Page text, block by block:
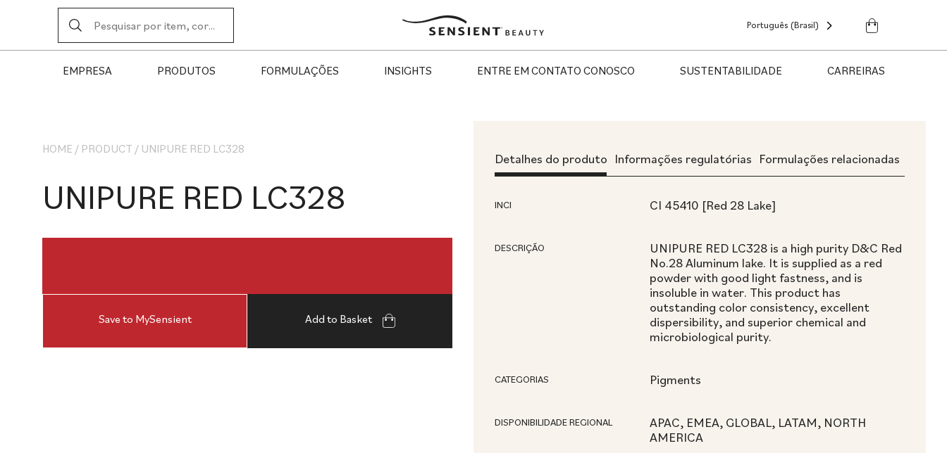
Sensient
Português (Brasil)
EMPRESA PRODUTOS FORMULAÇÕES INSIGHTS ENTRE EM CONTATO CONOSCO SUSTENTABILIDADE CARREIRAS
HOME / PRODUCT / UNIPURE RED LC328
UNIPURE RED LC328
Save to MySensient Add to Basket
Detalhes do produto Informações regulatórias Formulações relacionadas
INCI CI 45410 [Red 28 Lake]
DESCRIÇÃO
UNIPURE RED LC328 is a high purity D&C Red
No.28 Aluminum lake. It is supplied as a red
powder with good light fastness, and is
insoluble in water. This product has
outstanding color consistency, excellent
dispersibility, and superior chemical and
microbiological purity.
CATEGORIAS Pigments
DISPONIBILIDADE REGIONAL
APAC, EMEA, GLOBAL, LATAM, NORTH
AMERICA